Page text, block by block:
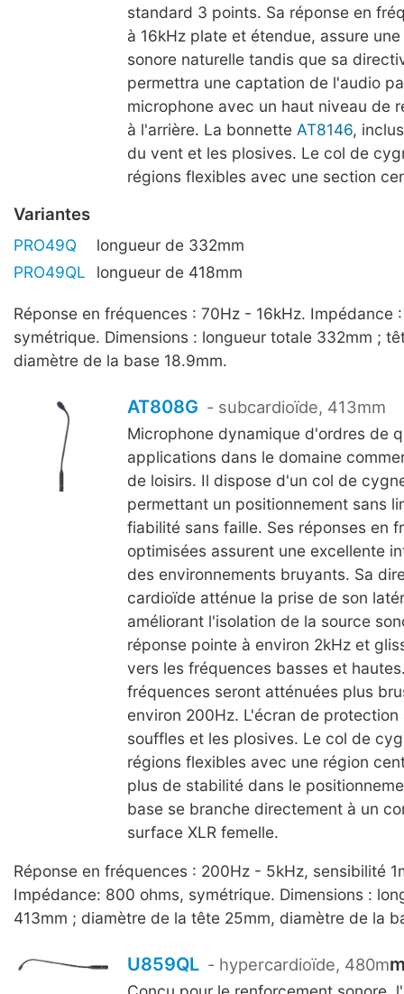
standard 3 points. Sa réponse en
à 16kHz plate et étendue, assure
sonore naturelle tandis que sa
permettra une captation de l'audio
microphone avec un haut niveau de
à l'arrière. La bonnette AT8146,
du vent et les plosives. Le col de
régions flexibles avec une section
Variantes
PRO49Q
longueur de 332mm
PRO49QL
longueur de 418mm
Réponse en fréquences : 70Hz - 16kHz. Impédance
symétrique. Dimensions : longueur totale 332mm ;
diamètre de la base 18.9mm.
AT808G - subcardioïde, 413mm
Microphone dynamique d'ordres de
applications dans le domaine
de loisirs. Il dispose d'un col de
permettant un positionnement sans
fiabilité sans faille. Ses réponses en
optimisées assurent une excellente
des environnements bruyants. Sa
cardioïde atténue la prise de son
améliorant l'isolation de la source
réponse pointe à environ 2kHz et
vers les fréquences basses et
fréquences seront atténuées plus
environ 200Hz. L'écran de protection
souffles et les plosives. Le col de
régions flexibles avec une région
plus de stabilité dans le
base se branche directement à un
surface XLR femelle.
Réponse en fréquences : 200Hz - 5kHz, sensibilité
Impédance: 800 ohms, symétrique. Dimensions :
413mm ; diamètre de la tête 25mm, diamètre de la
U859QL - hypercardioïde, 480m